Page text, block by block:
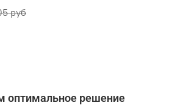
руб
оптимальное решение